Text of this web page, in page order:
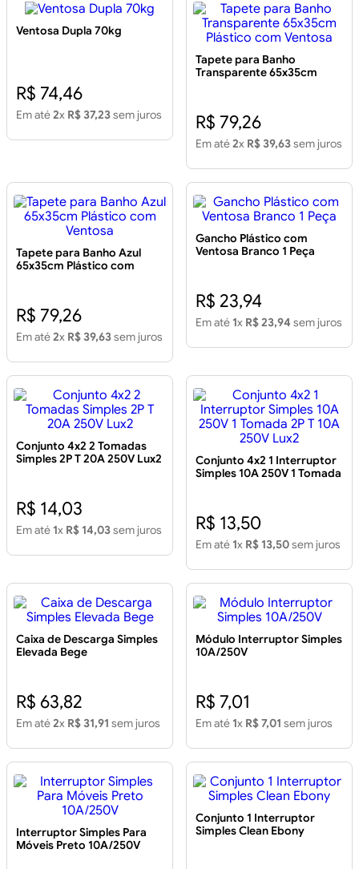
Ventosa Dupla 70kg
R$ 74,46
Em até2x R$ 37,23sem juros
Tapete para Banho
Transparente 65x35cm
R$ 79,26
Em até2x R$ 39,63sem juros
Tapete para Banho Azul
65x35cm Plástico com
R$ 79,26
Em até2x R$ 39,63sem juros
Gancho Plástico com
Ventosa Branco 1 Peça
R$ 23,94
Em até 1x R$ 23,94 sem juros
Conjunto 4x2 2 Tomadas
Simples 2P T 20A 250V Lux2
R$ 14,03
Em até 1x R$ 14,03sem juros
Conjunto 4x2 1 Interruptor
Simples 10A 250V 1 Tomada
R$ 13,50
Em até 1x R$ 13,50sem juros
Caixa de Descarga Simples
Elevada Bege
R$ 63,82
Em até2x R$ 31,91 sem juros
Módulo Interruptor Simples
10A/250V
R$ 7,01
Em até 1x R$ 7,01 sem juros
Interruptor Simples Para
Móveis Preto 10A/250V
Conjunto 1 Interruptor
Simples Clean Ebony